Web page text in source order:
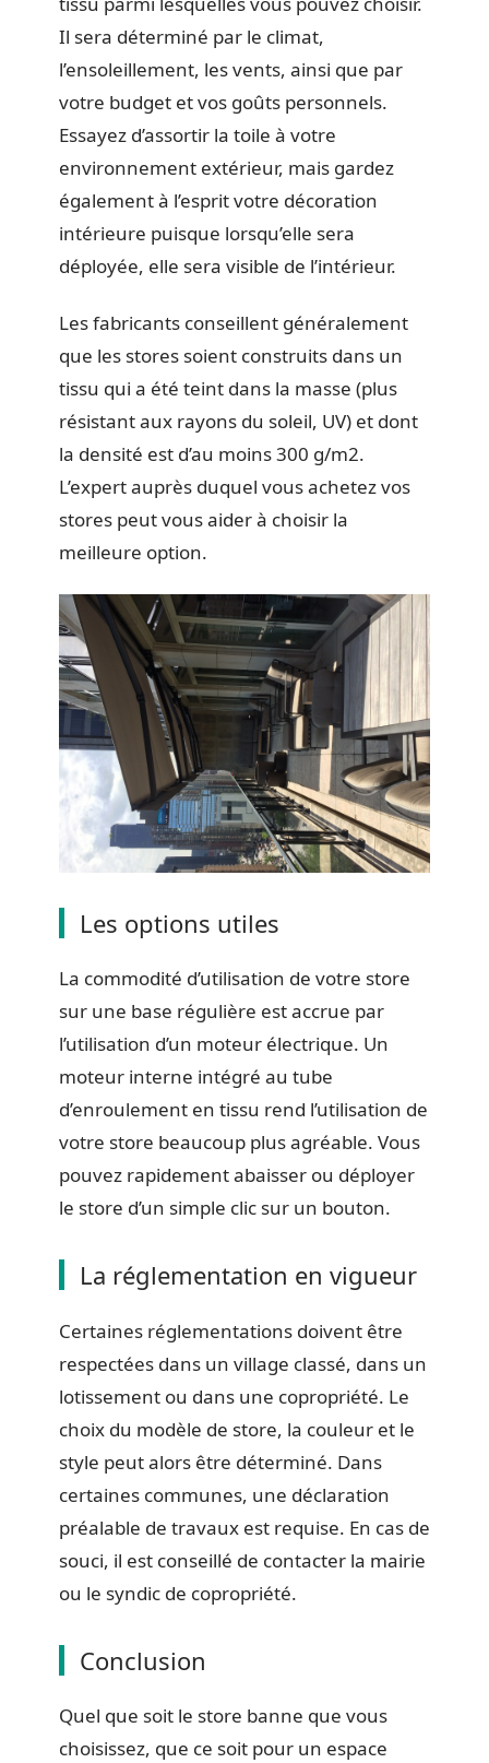
Il sera déterminé par le climat,
l’ensoleillement, les vents, ainsi que par
votre budget et vos goûts personnels.
Essayez d’assortir la toile à votre
environnement extérieur, mais gardez
également à l’esprit votre décoration
intérieure puisque lorsqu’elle sera
déployée, elle sera visible de l’intérieur.
Les fabricants conseillent généralement
que les stores soient construits dans un
tissu qui a été teint dans la masse (plus
résistant aux rayons du soleil, UV) et dont
la densité est d’au moins 300 g/m2.
L’expert auprès duquel vous achetez vos
stores peut vous aider à choisir la
meilleure option.
Les options utiles
La commodité d’utilisation de votre store
sur une base régulière est accrue par
l’utilisation d’un moteur électrique. Un
moteur interne intégré au tube
d’enroulement en tissu rend l’utilisation de
votre store beaucoup plus agréable. Vous
pouvez rapidement abaisser ou déployer
le store d’un simple clic sur un bouton.
La réglementation en vigueur
Certaines réglementations doivent être
respectées dans un village classé, dans un
lotissement ou dans une copropriété. Le
choix du modèle de store, la couleur et le
style peut alors être déterminé. Dans
certaines communes, une déclaration
préalable de travaux est requise. En cas de
souci, il est conseillé de contacter la mairie
ou le syndic de copropriété.
Conclusion
Quel que soit le store banne que vous
choisissez, que ce soit pour un espace